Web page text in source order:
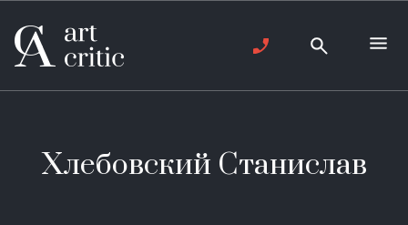
Хлебовский Станислав